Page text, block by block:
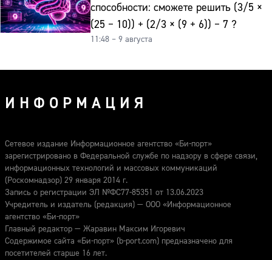
способности: сможете решить (3/5 ×
(25 − 10)) + (2/3 × (9 + 6)) − 7 ?
11:48 – 9 августа
ИНФОРМАЦИЯ
Сетевое издание Информационное агентство «Би-порт»
зарегистрировано в Федеральной службе по надзору в сфере связи,
информационных технологий и массовых коммуникаций
(Роскомнадзор) 29 января 2014 г.
Запись о регистрации ЭЛ №ФС77-85351 от 13.06.2023
Учредитель и издатель (редакция) — ООО «Информационное
агентство «Би-порт»
Главный редактор — Жаравин Максим Игоревич
Содержимое сайта «Би-порт» (b-port.com) предназначено для
посетителей старше 16 лет.